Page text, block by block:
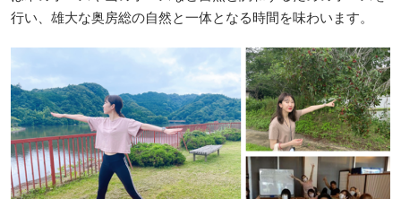
行い、雄大な奥房総の自然と一体となる時間を味わいます。